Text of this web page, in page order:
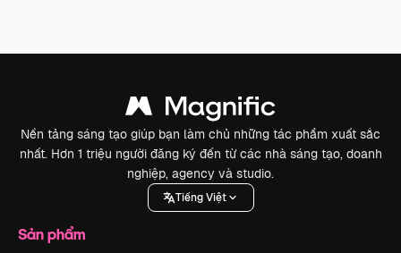
Nền tảng sáng tạo giúp bạn làm chủ những tác phẩm xuất sắc
nhất. Hơn 1 triệu người đăng ký đến từ các nhà sáng tạo, doanh
nghiệp, agency và studio.
Tiếng Việt
Sản phẩm